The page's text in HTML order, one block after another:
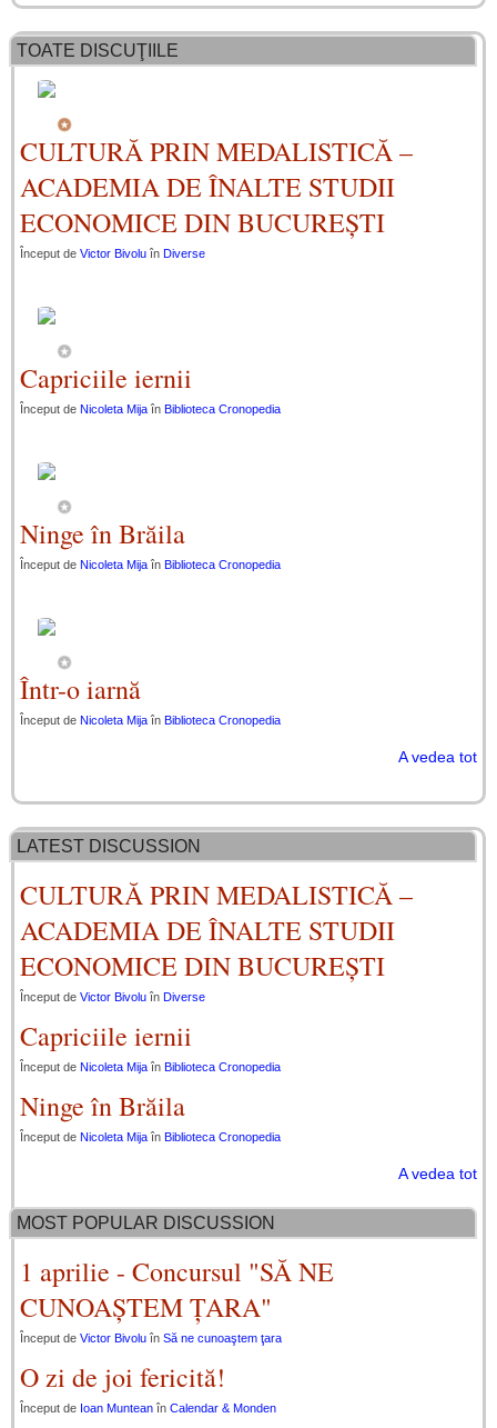
TOATE DISCUŢIILE
CULTURĂ PRIN MEDALISTICĂ –
ACADEMIA DE ÎNALTE STUDII
ECONOMICE DIN BUCUREȘTI
Început de Victor Bivolu în Diverse
Capriciile iernii
Început de Nicoleta Mija în Biblioteca Cronopedia
Ninge în Brăila
Început de Nicoleta Mija în Biblioteca Cronopedia
Într-o iarnă
Început de Nicoleta Mija în Biblioteca Cronopedia
A vedea tot
LATEST DISCUSSION
CULTURĂ PRIN MEDALISTICĂ –
ACADEMIA DE ÎNALTE STUDII
ECONOMICE DIN BUCUREȘTI
Început de Victor Bivolu în Diverse
Capriciile iernii
Început de Nicoleta Mija în Biblioteca Cronopedia
Ninge în Brăila
Început de Nicoleta Mija în Biblioteca Cronopedia
A vedea tot
MOST POPULAR DISCUSSION
1 aprilie - Concursul "SĂ NE
CUNOAȘTEM ȚARA"
Început de Victor Bivolu în Să ne cunoaştem ţara
O zi de joi fericită!
Început de Ioan Muntean în Calendar & Monden